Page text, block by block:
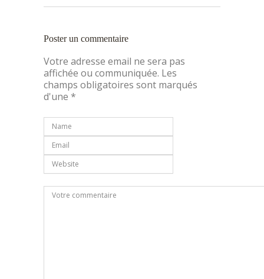
Poster un commentaire
Votre adresse email ne sera pas
affichée ou communiquée. Les
champs obligatoires sont marqués
d'une *